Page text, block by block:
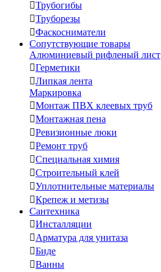
Трубогибы
Труборезы
Фаскосниматели
Сопутствующие товары
Алюминиевый рифленый лист
Герметики
Липкая лента
Маркировка
Монтаж ПВХ клеевых труб
Монтажная пена
Ревизионные люки
Ремонт труб
Специальная химия
Строительный клей
Уплотнительные материалы
Крепеж и метизы
Сантехника
Инсталляции
Арматура для унитаза
Биде
Ванны